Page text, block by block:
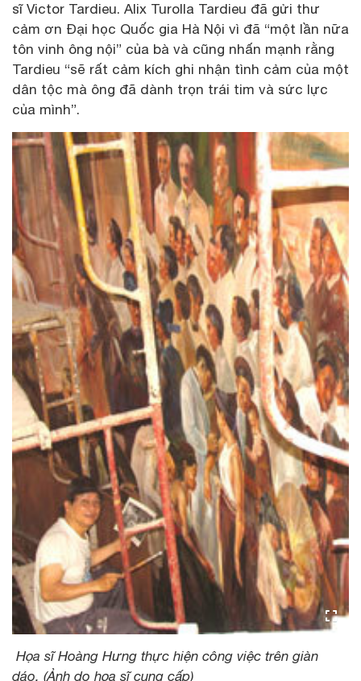
sĩ Victor Tardieu. Alix Turolla Tardieu đã gửi thư
cảm ơn Đại học Quốc gia Hà Nội vì đã “một lần nữa
tôn vinh ông nội” của bà và cũng nhấn mạnh rằng
Tardieu “sẽ rất cảm kích ghi nhận tình cảm của một
dân tộc mà ông đã dành trọn trái tim và sức lực
của mình”.
Họa sĩ Hoàng Hưng thực hiện công việc trên giàn
dáo. (Ảnh do họa sĩ cung cấp)